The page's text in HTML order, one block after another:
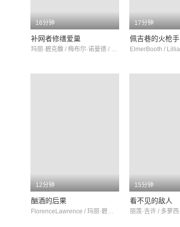
16分钟
补网者修缮爱巢
玛丽·碧克馥 / 梅布尔·诺曼德 / 查尔斯·希尔·梅尔斯
17分钟
佩吉巷的火枪手
12分钟
酗酒的后果
FlorenceLawrence / 玛丽·碧克馥 / 弗洛伦丝·劳伦斯
15分钟
看不见的敌人